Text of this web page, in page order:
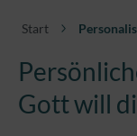
Start
Gott will